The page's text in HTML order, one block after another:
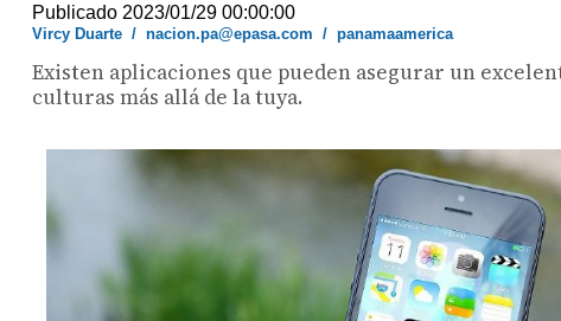
Publicado 2023/01/29 00:00:00
Vircy Duarte /nacion.pa@epasa.com /panamaamerica
Existen aplicaciones que pueden asegurar un
culturas más allá de la tuya.